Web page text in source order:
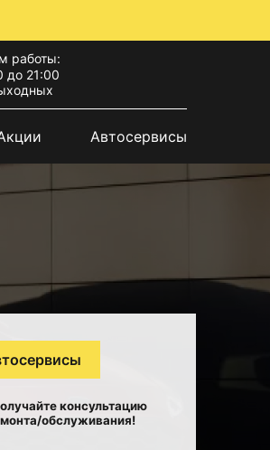
работы:
до 21:00
Автосервисы
консультацию
обслуживания!